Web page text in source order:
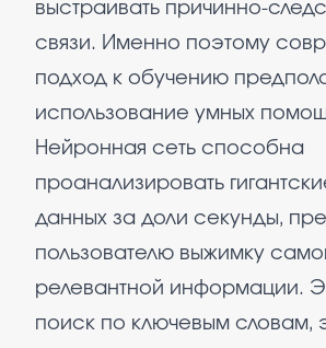
выстраивать причинно-
связи. Именно поэтому
подход к обучению
использование умных
Нейронная сеть способна
проанализировать
данных за доли секунды,
пользователю выжимку
релевантной информации.
поиск по ключевым словам,